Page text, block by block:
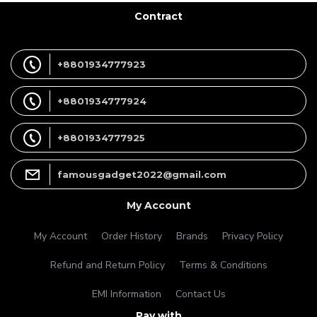
Contract
+8801934777923
+8801934777924
+8801934777925
famousgadget2022@gmail.com
My Account
My Account Order History Brands Privacy Policy
Refund and Return Policy Terms & Conditions
EMI Information Contact Us